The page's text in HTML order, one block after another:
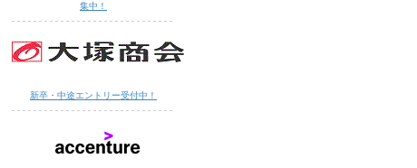
集中！
新卒・中途エントリー受付中！